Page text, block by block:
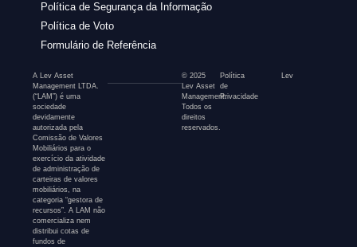
Política de Segurança da Informação
Política de Voto
Formulário de Referência
A Lev Asset
Management LTDA.
(“LAM”) é uma
sociedade
devidamente
autorizada pela
Comissão de Valores
Mobiliários para o
exercício da atividade
de administração de
carteiras de valores
mobiliários, na
categoria “gestora de
recursos”. A LAM não
comercializa nem
distribui cotas de
fundos de
© 2025
Lev Asset
Management.
Todos os
direitos
reservados.
Política
de
Privacidade
Lev